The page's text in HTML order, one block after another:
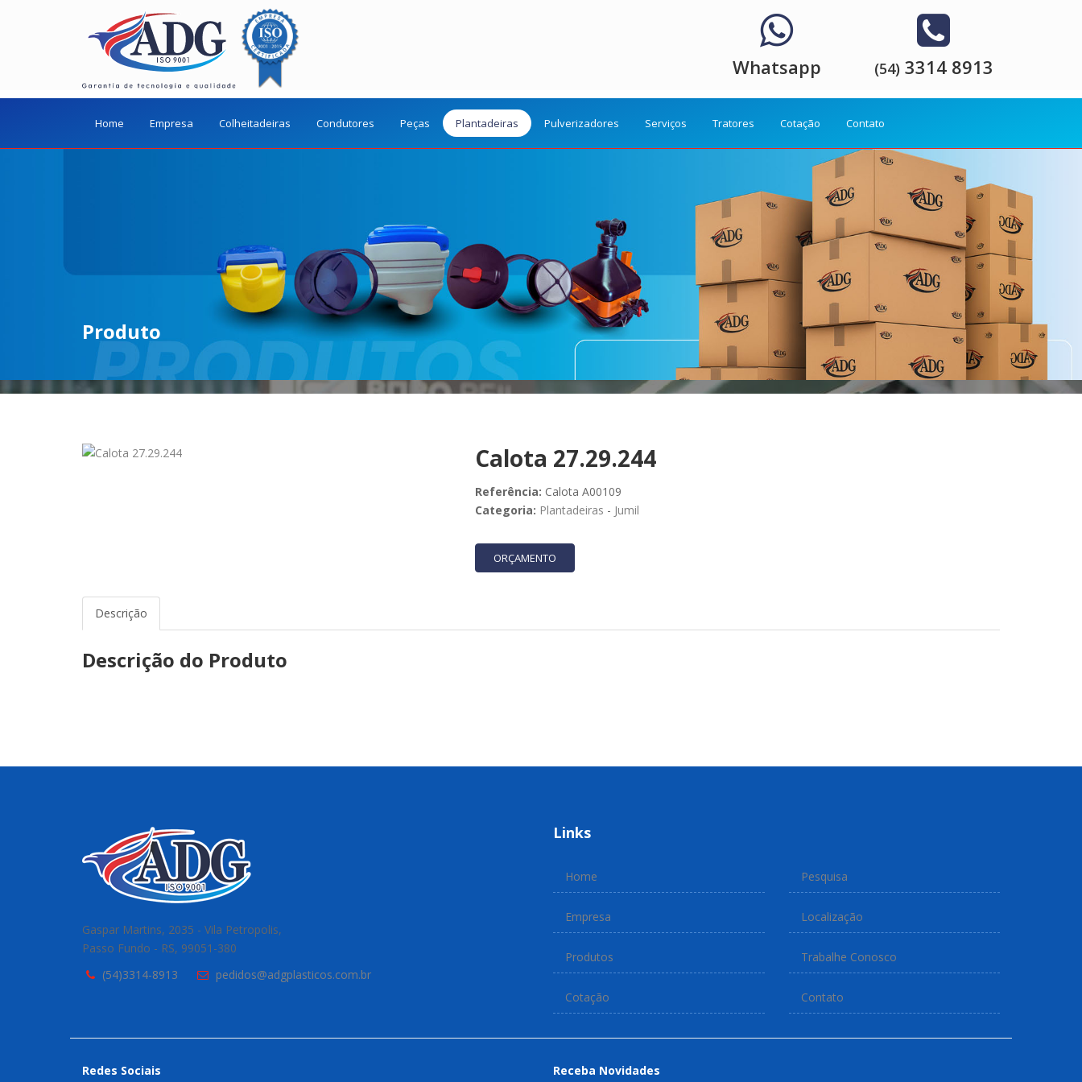
Whatsapp (54) 3314 8913
Home Empresa Colheitadeiras Condutores Peças Plantadeiras Pulverizadores Serviços Tratores Cotação Contato
Produto
Calota 27.29.244
Referência: Calota A00109
Categoria: Plantadeiras - Jumil
ORÇAMENTO
Descrição
Descrição do Produto
Gaspar Martins, 2035 - Vila Petropolis,
Passo Fundo - RS, 99051-380
(54)3314-8913
pedidos@adgplasticos.com.br
Links
Home
Empresa
Produtos
Cotação
Pesquisa
Localização
Trabalhe Conosco
Contato
Redes Sociais Receba Novidades